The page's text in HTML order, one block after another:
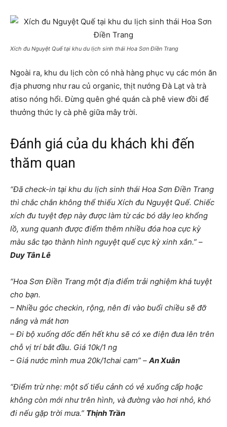
Xích đu Nguyệt Quế tại khu du lịch sinh thái Hoa Sơn Điền Trang
Ngoài ra, khu du lịch còn có nhà hàng phục vụ các món ăn
địa phương như rau củ organic, thịt nướng Đà Lạt và trà
atiso nóng hổi. Đừng quên ghé quán cà phê view đồi để
thưởng thức ly cà phê giữa mây trời.
Đánh giá của du khách khi đến
thăm quan
“Đã check-in tại khu du lịch sinh thái Hoa Sơn Điền Trang
thì chắc chắn không thể thiếu Xích đu Nguyệt Quế. Chiếc
xích đu tuyệt đẹp này được làm từ các bó dây leo khổng
lồ, xung quanh được điểm thêm nhiều đóa hoa cực kỳ
màu sắc tạo thành hình nguyệt quế cực kỳ xinh xắn.” –
Duy Tân Lê
“Hoa Sơn Điền Trang một địa điểm trải nghiệm khá tuyệt
cho bạn.
– Nhiều góc checkin, rộng, nên đi vào buổi chiều sẽ đỡ
nắng và mát hơn
– Đi bộ xuống dốc đến hết khu sẽ có xe điện đưa lên trên
chỗ vị trí bắt đầu. Giá 10k/1 ng
– Giá nước mình mua 20k/1chai cam” – An Xuân
“Điểm trừ nhẹ: một số tiểu cảnh có vẻ xuống cấp hoặc
không còn mới như trên hình, và đường vào hơi nhỏ, khó
đi nếu gặp trời mưa.” Thịnh Trần